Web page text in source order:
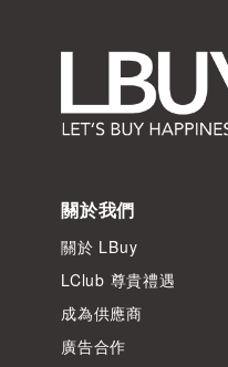
關於我們
關於 LBuy
LClub 尊貴禮遇
成為供應商
廣告合作